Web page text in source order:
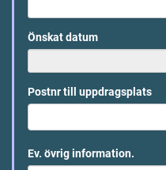
Önskat datum
Postnr till uppdragsplats
Ev. övrig information.